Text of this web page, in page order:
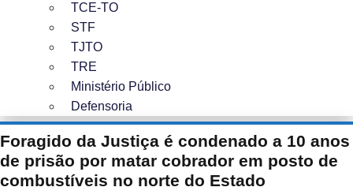
TCE-TO
STF
TJTO
TRE
Ministério Público
Defensoria
Foragido da Justiça é condenado a 10 anos
de prisão por matar cobrador em posto de
combustíveis no norte do Estado